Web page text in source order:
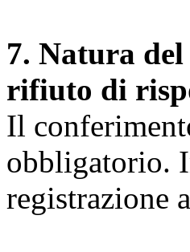
7. Natura del
rifiuto di
Il
obbligatorio.
registrazione